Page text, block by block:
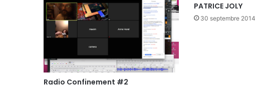
Radio Confinement #2
PATRICE JOLY
30 septembre 2014